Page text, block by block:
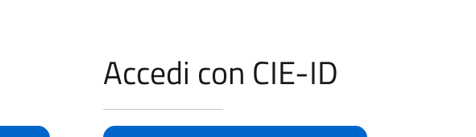
Accedi con CIE-ID